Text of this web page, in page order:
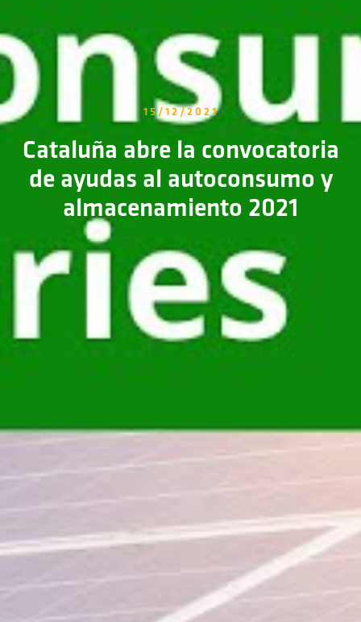
15/12/2021
Cataluña abre la convocatoria
de ayudas al autoconsumo y
almacenamiento 2021